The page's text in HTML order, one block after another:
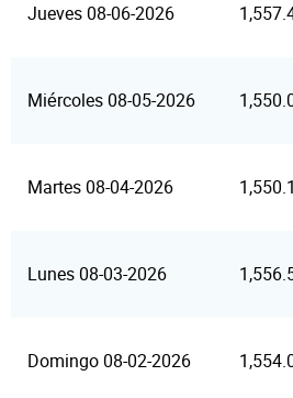
Jueves 08-06-2026
Miércoles 08-05-2026
Martes 08-04-2026
Lunes 08-03-2026
Domingo 08-02-2026